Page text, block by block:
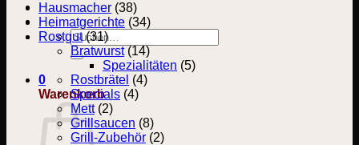
Suchen
nach:
0
Warenkorb
Hausmacher (38)
Heimatgerichte (34)
Rostgut (31)
Bratwurst (14)
Spezialitäten (5)
Rostbrätel (4)
Specials (4)
Mett (2)
Grillsaucen (8)
Grill-Zubehör (2)